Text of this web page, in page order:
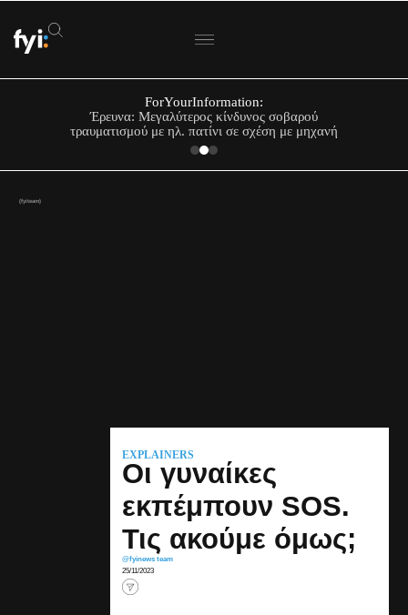
ForYourInformation:
Έρευνα: Μεγαλύτερος κίνδυνος σοβαρού
τραυματισμού με ηλ. πατίνι σε σχέση με μηχανή
ΟΟΣΑ: Στην Ελλάδα η μεγαλύτερη πτώση
πραγματικού εισοδήματος
(fyiteam)
EXPLAINERS
Οι γυναίκες
εκπέμπουν SOS.
Τις ακούμε όμως;
@fyinews team
25/11/2023